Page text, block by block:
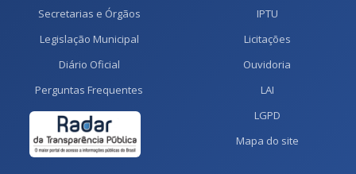
Secretarias e Órgãos
Legislação Municipal
Diário Oficial
Perguntas Frequentes
IPTU
Licitações
Ouvidoria
LAI
LGPD
Mapa do site